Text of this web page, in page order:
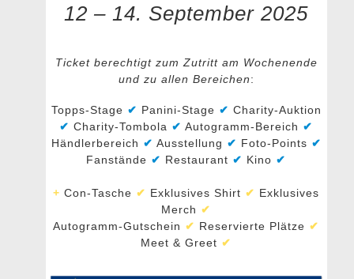
12 – 14. September 2025
Ticket berechtigt zum Zutritt am Wochenende
und zu allen Bereichen:
Topps-Stage ✔ Panini-Stage ✔ Charity-Auktion
✔ Charity-Tombola ✔ Autogramm-Bereich ✔
Händlerbereich ✔ Ausstellung ✔ Foto-Points ✔
Fanstände ✔ Restaurant ✔ Kino ✔
+ Con-Tasche ✔ Exklusives Shirt ✔ Exklusives
Merch ✔
Autogramm-Gutschein ✔ Reservierte Plätze ✔
Meet & Greet ✔